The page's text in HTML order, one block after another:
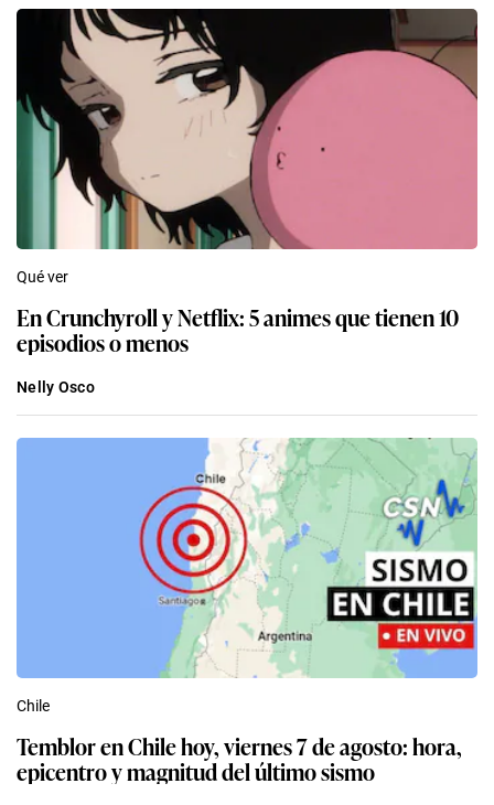
Qué ver
En Crunchyroll y Netflix: 5 animes que tienen 10
episodios o menos
Nelly Osco
Chile
Temblor en Chile hoy, viernes 7 de agosto: hora,
epicentro y magnitud del último sismo